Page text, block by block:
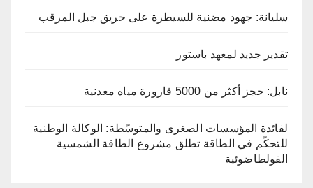
سليانة: جهود مضنية للسيطرة على حريق جبل المرقب
تقدير جديد لمعهد باستور
نابل: حجز أكثر من 5000 قارورة مياه معدنية
لفائدة المؤسسات الصغرى والمتوسّطة: الوكالة الوطنية
للتحكّم في الطاقة تطلق مشروع الطاقة الشمسية
الفولطاضوئية